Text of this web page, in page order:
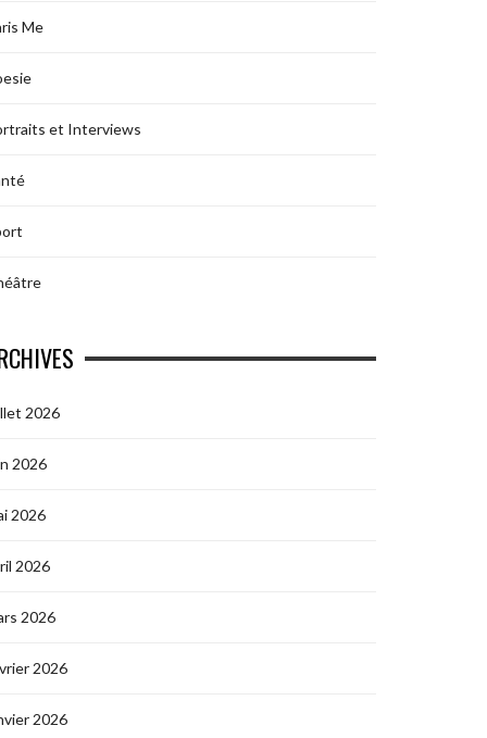
Me
et Interviews
2026
2026
2026
2026
2026
2026
2026